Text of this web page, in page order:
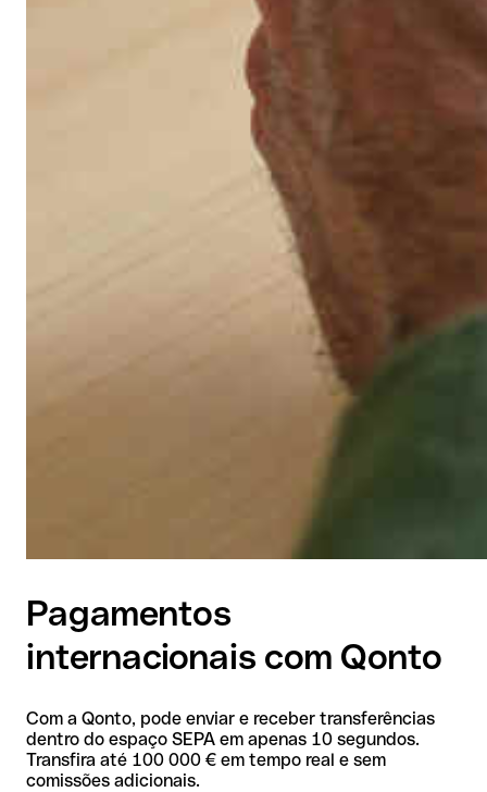
Pagamentos
internacionais com Qonto
Com a Qonto, pode enviar e receber transferências
dentro do espaço SEPA em apenas 10 segundos.
Transfira até 100 000 € em tempo real e sem
comissões adicionais.